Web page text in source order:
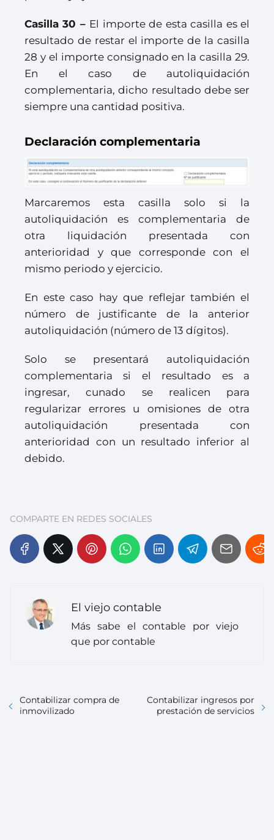
Casilla 30 – El importe de esta casilla es el
resultado de restar el importe de la casilla
28 y el importe consignado en la casilla 29.
En el caso de autoliquidación
complementaria, dicho resultado debe ser
siempre una cantidad positiva.
Declaración complementaria
Marcaremos esta casilla solo si la
autoliquidación es complementaria de
otra liquidación presentada con
anterioridad y que corresponde con el
mismo periodo y ejercicio.
En este caso hay que reflejar también el
número de justificante de la anterior
autoliquidación (número de 13 dígitos).
Solo se presentará autoliquidación
complementaria si el resultado es a
ingresar, cunado se realicen para
regularizar errores u omisiones de otra
autoliquidación presentada con
anterioridad con un resultado inferior al
debido.
COMPARTE EN REDES SOCIALES
El viejo contable
Más sabe el contable por viejo
que por contable
Contabilizar compra de
inmovilizado
Contabilizar ingresos por
prestación de servicios